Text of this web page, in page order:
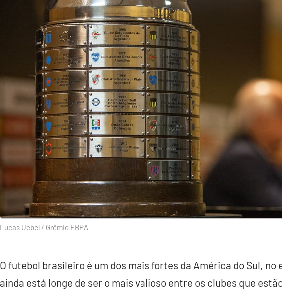
Lucas Uebel / Grêmio FBPA
O futebol brasileiro é um dos mais fortes da América do Sul, no
ainda está longe de ser o mais valioso entre os clubes que